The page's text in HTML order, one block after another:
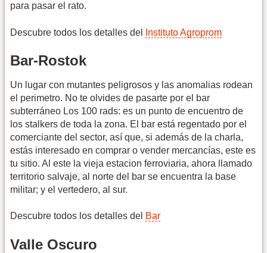
para pasar el rato.
Descubre todos los detalles del Instituto Agroprom
Bar-Rostok
Un lugar con mutantes peligrosos y las anomalias rodean
el perimetro. No te olvides de pasarte por el bar
subterráneo Los 100 rads: es un punto de encuentro de
los stalkers de toda la zona. El bar está regentado por el
comerciante del sector, así que, si además de la charla,
estás interesado en comprar o vender mercancías, este es
tu sitio. Al este la vieja estacion ferroviaria, ahora llamado
territorio salvaje, al norte del bar se encuentra la base
militar; y el vertedero, al sur.
Descubre todos los detalles del Bar
Valle Oscuro